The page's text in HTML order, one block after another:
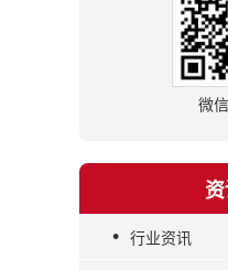
微
• 行业资讯